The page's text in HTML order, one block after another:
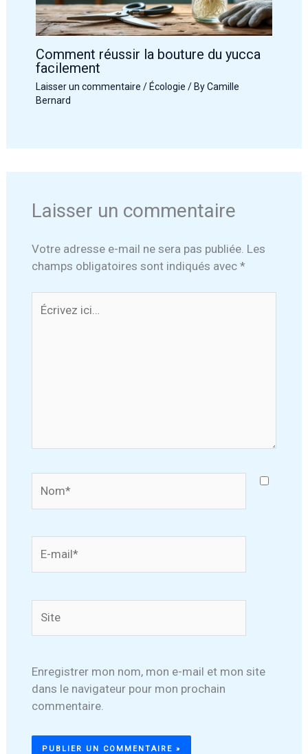
Comment réussir la bouture du yucca
facilement
Laisser un commentaire / Écologie / ByCamille
Bernard
Laisser un commentaire
Votre adresse e-mail ne sera pas publiée. Les
champs obligatoires sont indiqués avec *
ici…
mail*
Enregistrer mon nom, mon e-mail et mon site
dans le navigateur pour mon prochain
commentaire.